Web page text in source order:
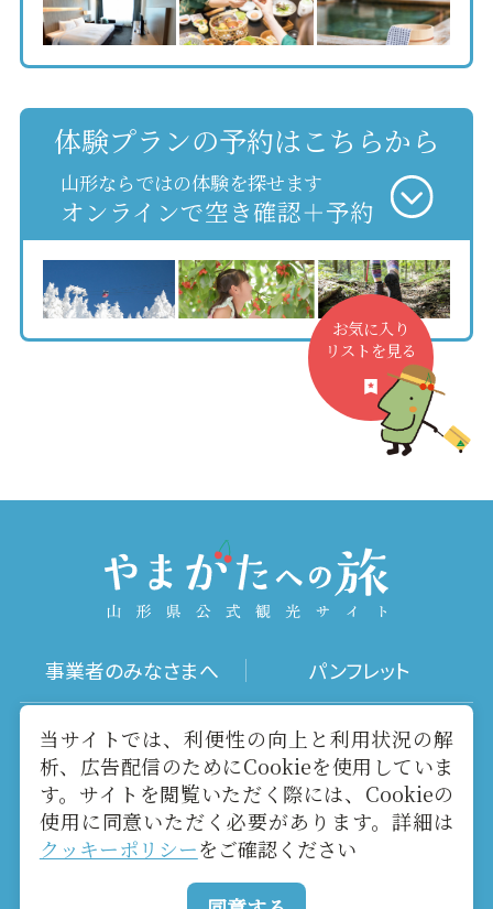
体験プランの予約はこちらから
山形ならではの体験を探せます
オンラインで空き確認＋予約
お気に入り
リストを見る
事業者のみなさまへ パンフレット
写真ダウンロード 動画ギャラリー
お役立ちリンク 当サイトについて
メールマガジン お問い合わせ
当サイトでは、利便性の向上と利用状況の解
析、広告配信のためにCookieを使用していま
す。サイトを閲覧いただく際には、Cookieの
使用に同意いただく必要があります。詳細は
クッキーポリシーをご確認ください